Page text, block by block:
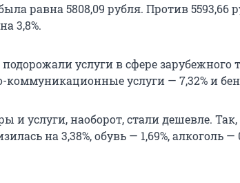
равна 5808,09 рубля. Против 5593,66
3,8%.
услуги в сфере зарубежного
услуги — 7,32% и
и услуги, наоборот, стали дешевле.
на 3,38%, обувь — 1,69%, алкоголь —